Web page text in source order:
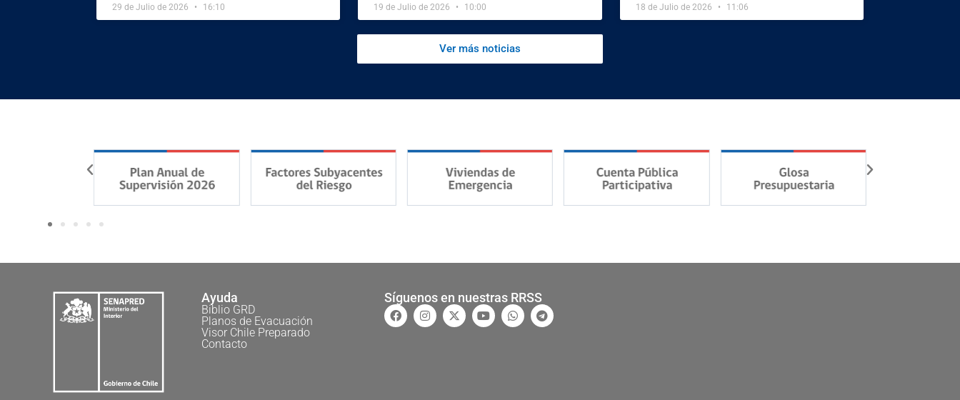
29 de Julio de 2026 16:10 19 de Julio de 2026 10:00 18 de Julio de 2026 11:06
Ver más noticias
Ayuda
Biblio GRD
Planos de Evacuación
Visor Chile Preparado
Contacto
Síguenos en nuestras RRSS